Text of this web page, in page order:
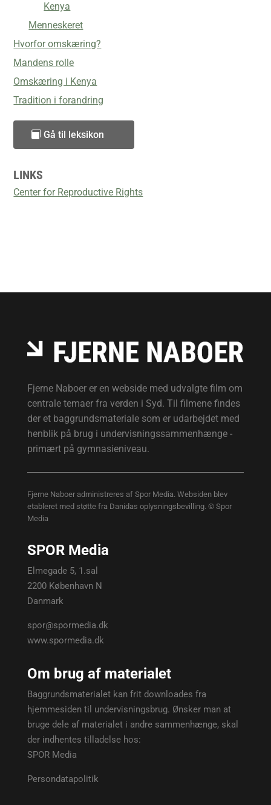
Kenya
Menneskeret
Hvorfor omskæring?
Mandens rolle
Omskæring i Kenya
Tradition i forandring
Gå til leksikon
LINKS
Center for Reproductive Rights
Fjerne Naboer er en webside med udvalgte film om
centrale temaer fra verden i Syd. Til filmene findes
der et baggrundsmateriale som er udarbejdet med
henblik på brug i undervisningssammenhænge -
primært på gymnasieniveau.
Fjerne Naboer administreres af Spor Media. Websiden blev
etableret med støtte fra Danidas oplysningsbevilling. © Spor
Media
SPOR Media
Elmegade 5, 1.sal
2200 København N
Danmark
spor@spormedia.dk
www.spormedia.dk
Om brug af materialet
Baggrundsmaterialet kan frit downloades fra
hjemmesiden til undervisningsbrug. Ønsker man at
bruge dele af materialet i andre sammenhænge, skal
der indhentes tilladelse hos:
SPOR Media
Persondatapolitik